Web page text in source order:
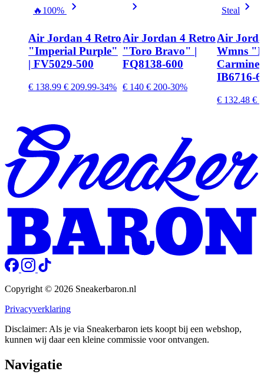
🔥 100%
Air Jordan 4 Retro
"Imperial Purple"
| FV5029-500
€ 138.99 € 209.99-34%
Air Jordan 4 Retro
"Toro Bravo" |
FQ8138-600
€ 140 € 200-30%
Steal
Air
Wmns
IB6716-
€ 132.48 €
Copyright © 2026 Sneakerbaron.nl
Privacyverklaring
Disclaimer: Als je via Sneakerbaron iets koopt bij een webshop,
kunnen wij daar een kleine commissie voor ontvangen.
Navigatie